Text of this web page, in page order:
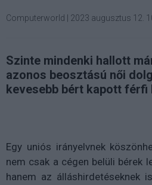
Computerworld 2023 augusztus 12.
Szinte mindenki hallott
azonos beosztású női
kevesebb bért kapott férfi
Egy uniós irányelvnek
nem csak a cégen belüli bérek
hanem az álláshirdetéseknek